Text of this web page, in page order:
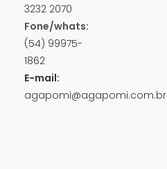
3232 2070
Fone/whats:
(54) 99975-
1862
E-mail:
agapomi@agapomi.com.br